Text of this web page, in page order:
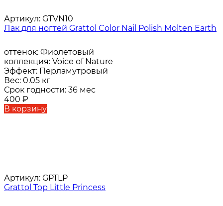
Артикул: GTVN10
Лак для ногтей Grattol Color Nail Polish Molten Earth
оттенок: Фиолетовый
коллекция: Voice of Nature
Эффект: Перламутровый
Вес: 0.05 кг
Срок годности: 36 мес
400 ₽
В корзину
Артикул: GPTLP
Grattol Top Little Princess